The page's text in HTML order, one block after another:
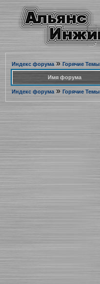
Индекс форума» Горячие Темы
Имя форума
Индекс форума» Горячие Темы